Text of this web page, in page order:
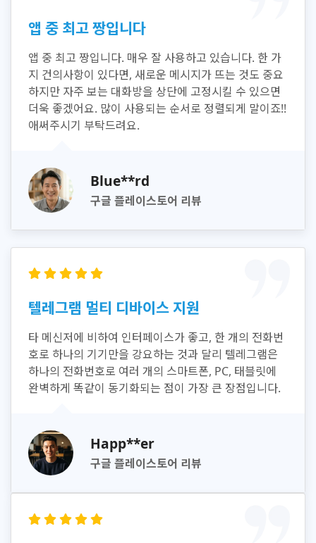
앱 중 최고 짱입니다
앱 중 최고 짱입니다. 매우 잘 사용하고 있습니다. 한 가
지 건의사항이 있다면, 새로운 메시지가 뜨는 것도 중요
하지만 자주 보는 대화방을 상단에 고정시킬 수 있으면
더욱 좋겠어요. 많이 사용되는 순서로 정렬되게 말이죠!!
애써주시기 부탁드려요.
Blue**rd
구글 플레이스토어 리뷰
텔레그램 멀티 디바이스 지원
타 메신저에 비하여 인터페이스가 좋고, 한 개의 전화번
호로 하나의 기기만을 강요하는 것과 달리 텔레그램은
하나의 전화번호로 여러 개의 스마트폰, PC, 태블릿에
완벽하게 똑같이 동기화되는 점이 가장 큰 장점입니다.
Happ**er
구글 플레이스토어 리뷰